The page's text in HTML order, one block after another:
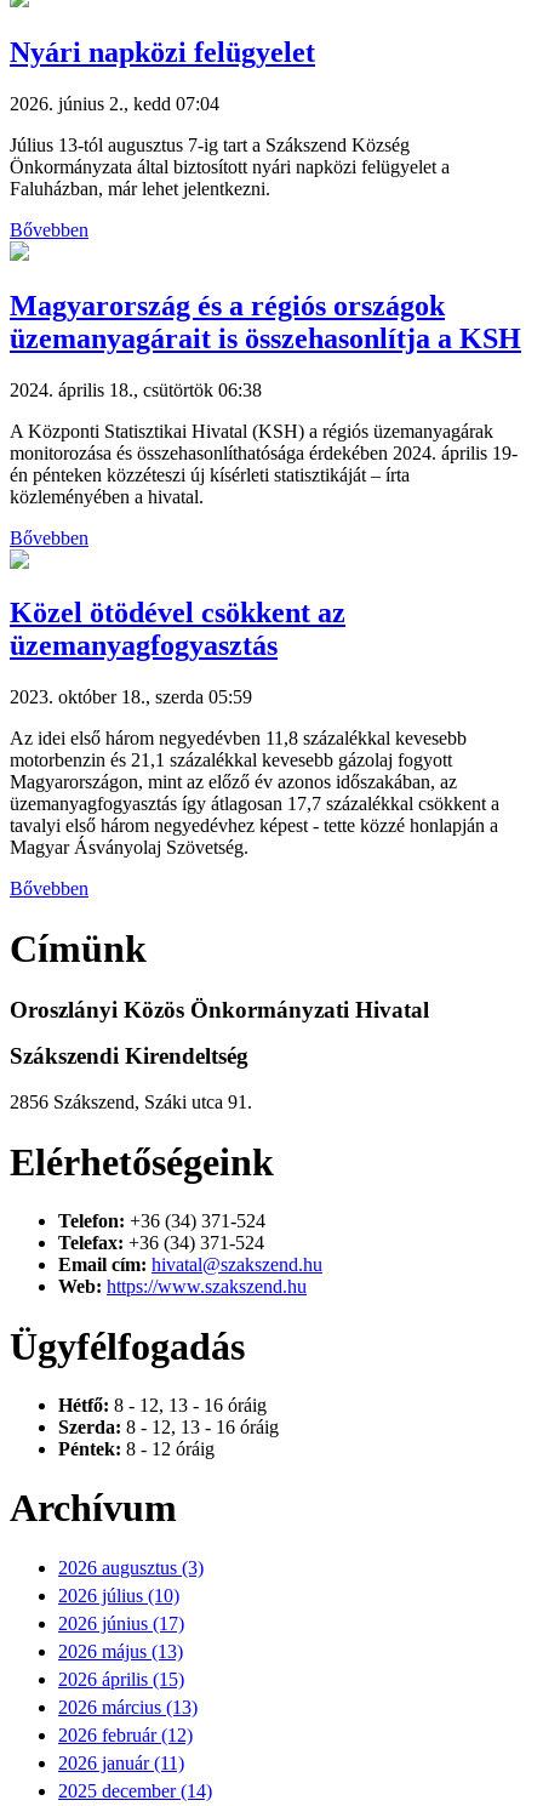
Nyári napközi felügyelet
2026. június 2., kedd 07:04
Július 13-tól augusztus 7-ig tart a Szákszend Község
Önkormányzata által biztosított nyári napközi felügyelet a
Faluházban, már lehet jelentkezni.
Bővebben
Magyarország és a régiós országok
üzemanyagárait is összehasonlítja a KSH
2024. április 18., csütörtök 06:38
A Központi Statisztikai Hivatal (KSH) a régiós üzemanyagárak
monitorozása és összehasonlíthatósága érdekében 2024. április 19-
én pénteken közzéteszi új kísérleti statisztikáját – írta
közleményében a hivatal.
Bővebben
Közel ötödével csökkent az
üzemanyagfogyasztás
2023. október 18., szerda 05:59
Az idei első három negyedévben 11,8 százalékkal kevesebb
motorbenzin és 21,1 százalékkal kevesebb gázolaj fogyott
Magyarországon, mint az előző év azonos időszakában, az
üzemanyagfogyasztás így átlagosan 17,7 százalékkal csökkent a
tavalyi első három negyedévhez képest - tette közzé honlapján a
Magyar Ásványolaj Szövetség.
Bővebben
Címünk
Oroszlányi Közös Önkormányzati Hivatal
Szákszendi Kirendeltség
2856 Szákszend, Száki utca 91.
Elérhetőségeink
Telefon: +36 (34) 371-524
Telefax: +36 (34) 371-524
Email cím: hivatal@szakszend.hu
Web: https://www.szakszend.hu
Ügyfélfogadás
Hétfő: 8 - 12, 13 - 16 óráig
Szerda: 8 - 12, 13 - 16 óráig
Péntek: 8 - 12 óráig
Archívum
2026 augusztus (3)
2026 július (10)
2026 június (17)
2026 május (13)
2026 április (15)
2026 március (13)
2026 február (12)
2026 január (11)
2025 december (14)